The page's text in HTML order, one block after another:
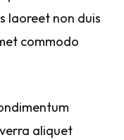
laoreet non duis
commodo
aliquet